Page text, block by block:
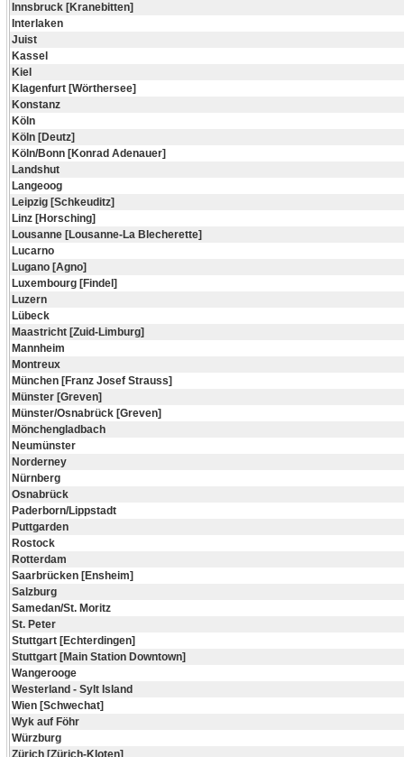
Innsbruck [Kranebitten]
Interlaken
Juist
Kassel
Kiel
Klagenfurt [Wörthersee]
Konstanz
Köln
Köln [Deutz]
Köln/Bonn [Konrad Adenauer]
Landshut
Langeoog
Leipzig [Schkeuditz]
Linz [Horsching]
Lousanne [Lousanne-La Blecherette]
Lucarno
Lugano [Agno]
Luxembourg [Findel]
Luzern
Lübeck
Maastricht [Zuid-Limburg]
Mannheim
Montreux
München [Franz Josef Strauss]
Münster [Greven]
Münster/Osnabrück [Greven]
Mönchengladbach
Neumünster
Norderney
Nürnberg
Osnabrück
Paderborn/Lippstadt
Puttgarden
Rostock
Rotterdam
Saarbrücken [Ensheim]
Salzburg
Samedan/St. Moritz
St. Peter
Stuttgart [Echterdingen]
Stuttgart [Main Station Downtown]
Wangerooge
Westerland - Sylt Island
Wien [Schwechat]
Wyk auf Föhr
Würzburg
Zürich [Zürich-Kloten]